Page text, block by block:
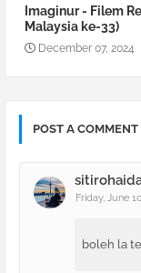
Imaginur - Filem
Malaysia ke-33)
December 07, 2024
POST A COMMENT
Friday, June
boleh la